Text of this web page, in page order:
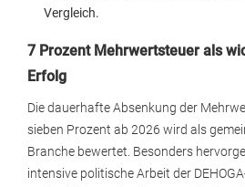
Vergleich.
7 Prozent Mehrwertsteuer als
Erfolg
Die dauerhafte Absenkung der
sieben Prozent ab 2026 wird als
Branche bewertet. Besonders
intensive politische Arbeit der